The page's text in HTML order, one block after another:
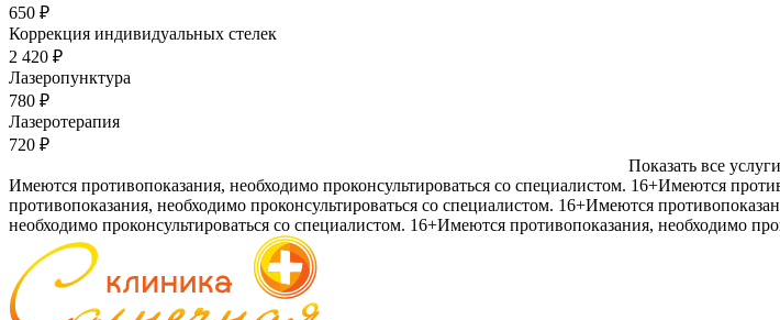
650 ₽
Коррекция индивидуальных стелек
2 420 ₽
Лазеропунктура
780 ₽
Лазеротерапия
720 ₽
Показать все услуги
Имеются противопоказания, необходимо проконсультироваться со специалистом. 16+Имеются
противопоказания, необходимо проконсультироваться со специалистом. 16+Имеются
необходимо проконсультироваться со специалистом. 16+Имеются противопоказания, необходимо